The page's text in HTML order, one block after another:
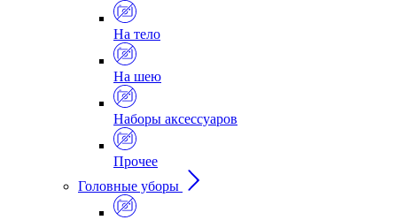
На тело
На шею
Наборы аксессуаров
Прочее
Головные уборы